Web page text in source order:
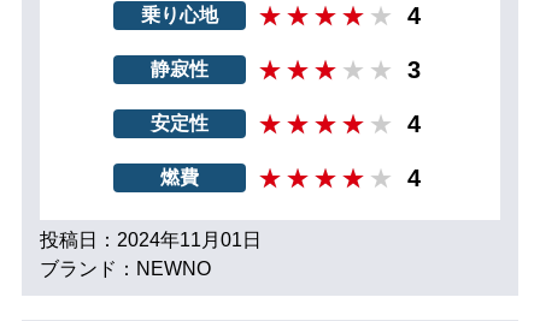
乗り心地 4
静寂性 3
安定性 4
燃費 4
投稿日：2024年11月01日
ブランド：NEWNO